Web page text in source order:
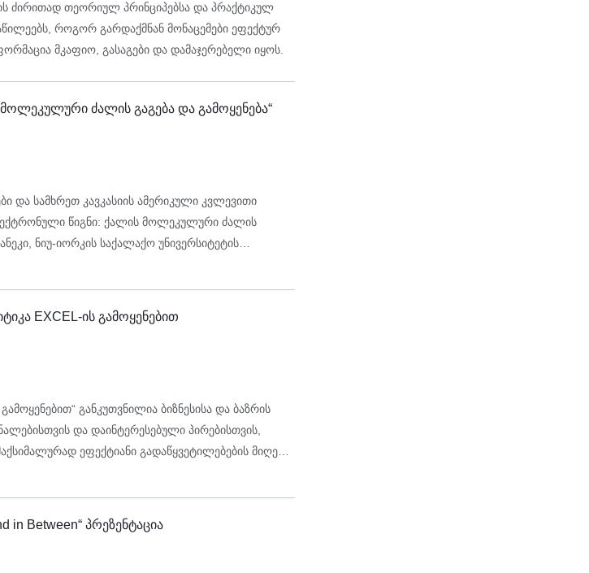
ძირითად თეორიულ პრინციპებსა და პრაქტიკულ
როგორ გარდაქმნან მონაცემები ეფექტურ
მკაფიო, გასაგები და დამაჯერებელი იყოს.
ძალის გაგება და გამოყენება“
და სამხრეთ კავკასიის ამერიკული კვლევითი
წიგნი: ქალის მოლეკულური ძალის
ნიუ-იორკის საქალაქო უნივერსიტეტის
EXCEL-ის გამოყენებით
განკუთვნილია ბიზნესისა და ბაზრის
და დაინტერესებული პირებისთვის,
ეფექტიანი გადაწყვეტილებების მიღება
in Between“ პრეზენტაცია